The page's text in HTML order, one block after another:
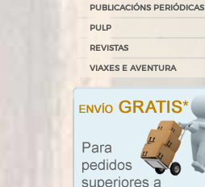
PUBLICACIÓNS PERIÓDICAS
PULP
REVISTAS
VIAXES E AVENTURA